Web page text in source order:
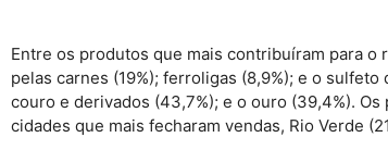
Entre os produtos que mais contribuíram para
pelas carnes (19%); ferroligas (8,9%); e o
couro e derivados (43,7%); e o ouro (39,4%).
cidades que mais fecharam vendas, Rio Verde